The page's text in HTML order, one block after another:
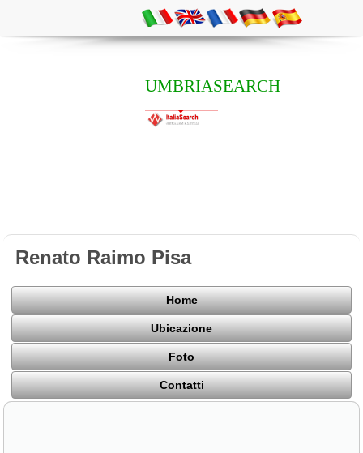
UMBRIASEARCH
Renato Raimo Pisa
Home
Ubicazione
Foto
Contatti